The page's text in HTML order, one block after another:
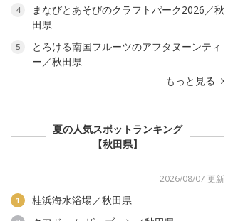
4
まなびとあそびのクラフトパーク2026／秋
田県
5
とろける南国フルーツのアフタヌーンティ
ー／秋田県
もっと見る
夏の人気スポットランキング
【秋田県】
2026/08/07 更新
1 桂浜海水浴場／秋田県